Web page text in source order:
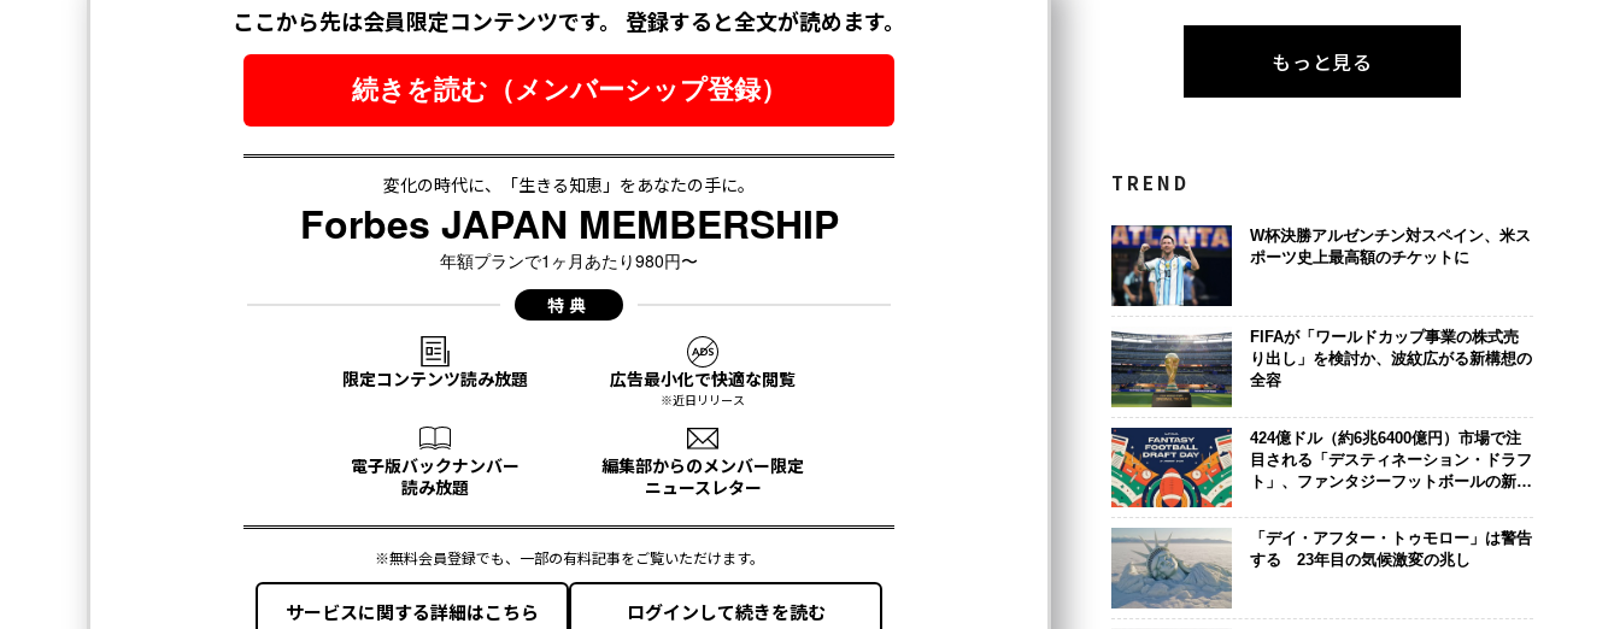
もっと見る
TREND
W杯決勝アルゼンチン対スペイン、米ス
ポーツ史上最高額のチケットに
FIFAが「ワールドカップ事業の株式売
り出し」を検討か、波紋広がる新構想の
全容
424億ドル（約6兆6400億円）市場で注
目される「デスティネーション・ドラフ
ト」、ファンタジーフットボールの新潮
「デイ・アフター・トゥモロー」は警告
する 23年目の気候激変の兆し